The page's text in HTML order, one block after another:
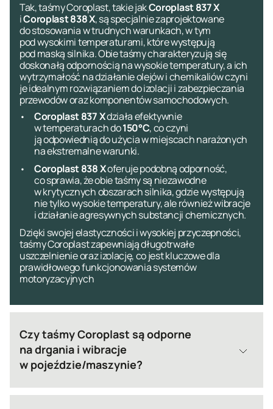
Tak, taśmy Coroplast, takie jakCoroplast 837 X
iCoroplast 838 X, są specjalnie zaprojektowane
do stosowania w trudnych warunkach, w tym
pod wysokimi temperaturami, które występują
pod maską silnika. Obie taśmy charakteryzują się
doskonałą odpornością na wysokie temperatury, a ich
wytrzymałość na działanie olejów i chemikaliów czyni
je idealnym rozwiązaniem do izolacji i zabezpieczania
przewodów oraz komponentów samochodowych.
Coroplast 837 Xdziała efektywnie
w temperaturach do150°C, co czyni
ją odpowiednią do użycia w miejscach narażonych
na ekstremalne warunki.
Coroplast 838 Xoferuje podobną odporność,
co sprawia, że obie taśmy są niezawodne
w krytycznych obszarach silnika, gdzie występują
nie tylko wysokie temperatury, ale również wibracje
i działanie agresywnych substancji chemicznych.
Dzięki swojej elastyczności i wysokiej przyczepności,
taśmy Coroplast zapewniają długotrwałe
uszczelnienie oraz izolację, co jest kluczowe dla
prawidłowego funkcjonowania systemów
motoryzacyjnych
Czy taśmy Coroplast są odporne
na drgania i wibracje
w pojeździe/maszynie?